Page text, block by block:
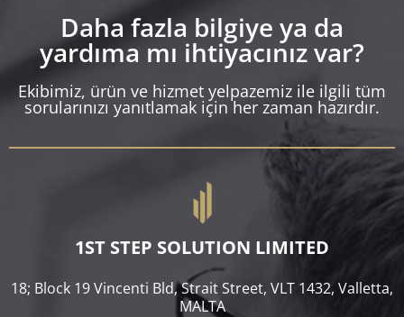
Daha fazla bilgiye ya da
yardıma mı ihtiyacınız var?
Ekibimiz, ürün ve hizmet yelpazemiz ile ilgili tüm
sorularınızı yanıtlamak için her zaman hazırdır.
1ST STEP SOLUTION LIMITED
18; Block 19 Vincenti Bld, Strait Street, VLT 1432, Valletta,
MALTA​